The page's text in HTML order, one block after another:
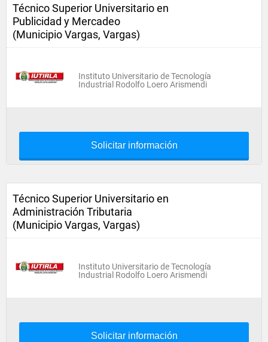
Técnico Superior Universitario en
Publicidad y Mercadeo
(Municipio Vargas, Vargas)
Instituto Universitario de Tecnología
Industrial Rodolfo Loero Arismendi
Solicitar información
Técnico Superior Universitario en
Administración Tributaria
(Municipio Vargas, Vargas)
Instituto Universitario de Tecnología
Industrial Rodolfo Loero Arismendi
Solicitar información